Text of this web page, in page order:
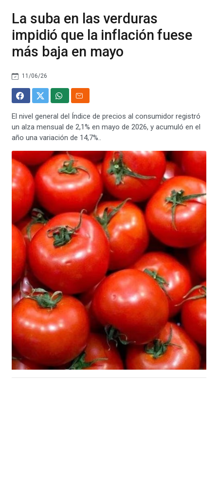
La suba en las verduras
impidió que la inflación fuese
más baja en mayo
11/06/26
El nivel general del Índice de precios al consumidor registró
un alza mensual de 2,1% en mayo de 2026, y acumuló en el
año una variación de 14,7%..